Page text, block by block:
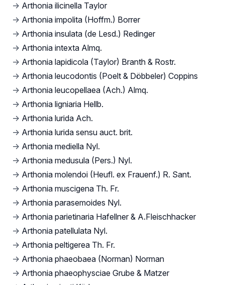
→ Arthonia ilicinella Taylor
→ Arthonia impolita (Hoffm.) Borrer
→ Arthonia insulata (de Lesd.) Redinger
→ Arthonia intexta Almq.
→ Arthonia lapidicola (Taylor) Branth & Rostr.
→ Arthonia leucodontis (Poelt & Döbbeler) Coppins
→ Arthonia leucopellaea (Ach.) Almq.
→ Arthonia ligniaria Hellb.
→ Arthonia lurida Ach.
→ Arthonia lurida sensu auct. brit.
→ Arthonia mediella Nyl.
→ Arthonia medusula (Pers.) Nyl.
→ Arthonia molendoi (Heufl. ex Frauenf.) R. Sant.
→ Arthonia muscigena Th. Fr.
→ Arthonia parasemoides Nyl.
→ Arthonia parietinaria Hafellner & A.Fleischhacker
→ Arthonia patellulata Nyl.
→ Arthonia peltigerea Th. Fr.
→ Arthonia phaeobaea (Norman) Norman
→ Arthonia phaeophysciae Grube & Matzer